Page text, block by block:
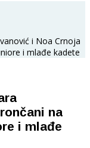
i Noa Crnoja
i mlađe kadete
na
i mlađe